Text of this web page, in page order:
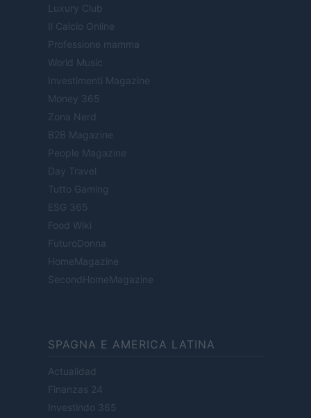
Luxury Club
Il Calcio Online
Professione mamma
World Music
Investimenti Magazine
Money 365
Zona Nerd
B2B Magazine
People Magazine
Day Travel
Tutto Gaming
ESG 365
Food Wiki
FuturoDonna
HomeMagazine
SecondHomeMagazine
SPAGNA E AMERICA LATINA
Actualidad
Finanzas 24
Investindo 365